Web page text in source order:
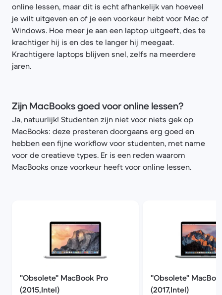
online lessen, maar dit is echt afhankelijk van hoeveel
je wilt uitgeven en of je een voorkeur hebt voor Mac of
Windows. Hoe meer je aan een laptop uitgeeft, des te
krachtiger hij is en des te langer hij meegaat.
Krachtigere laptops blijven snel, zelfs na meerdere
jaren.
Zijn MacBooks goed voor online lessen?
Ja, natuurlijk! Studenten zijn niet voor niets gek op
MacBooks: deze presteren doorgaans erg goed en
hebben een fijne workflow voor studenten, met name
voor de creatieve types. Er is een reden waarom
MacBooks onze voorkeur heeft voor online lessen.
"Obsolete" MacBook Pro
(2015,Intel)
"Obsolete"
(2017,Intel)